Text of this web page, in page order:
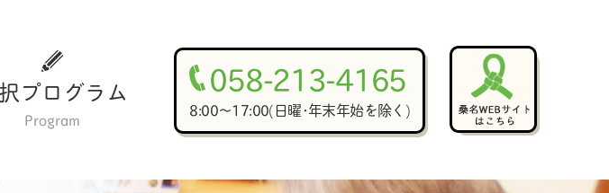
プログラム
Program
058-213-4165
8:00～17:00(日曜･年末年始を除く)